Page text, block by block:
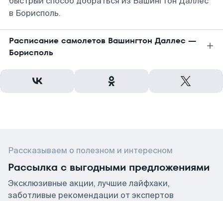
в Борисполь.
Расписание самолетов Вашингтон Даллес —
Борисполь
Рассказываем о полезном и интересном
Рассылка с выгодными предложениями
Эксклюзивные акции, лучшие лайфхаки,
заботливые рекомендации от экспертов